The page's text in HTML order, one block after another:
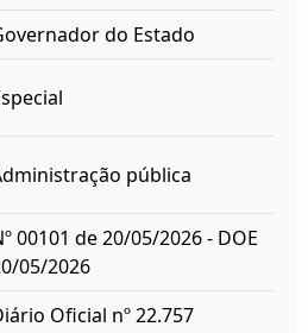
do Estado
pública
00101 de 20/05/2026 - DOE
05/2026
Oficial nº 22.757